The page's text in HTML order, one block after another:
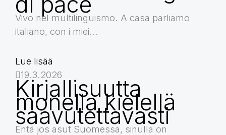
Vivo nel multilinguismo. A casa parliamo
italiano, con i miei...
Lue lisää
19.3.2026
Kirjallisuutta
monella kielellä
saavutettavasti
Entä jos asut Suomessa, sinulla on